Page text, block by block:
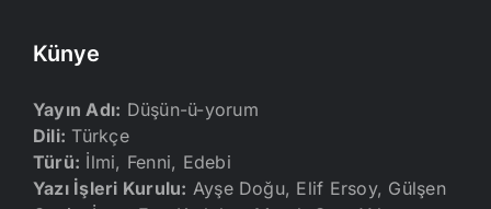
Künye
Yayın Adı: Düşün-ü-yorum
Dili: Türkçe
Türü: İlmi, Fenni, Edebi
Yazı İşleri Kurulu: Ayşe Doğu, Elif Ersoy, Gülşen